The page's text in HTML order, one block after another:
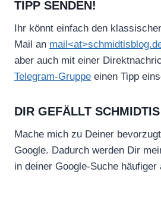
TIPP SENDEN!
Ihr könnt einfach den
Mail an
aber auch mit einer
Telegram-Gruppe einen Tipp
DIR GEFÄLLT
Mache mich zu Deiner
Google. Dadurch werden Dir
in deiner Google-Suche häufiger